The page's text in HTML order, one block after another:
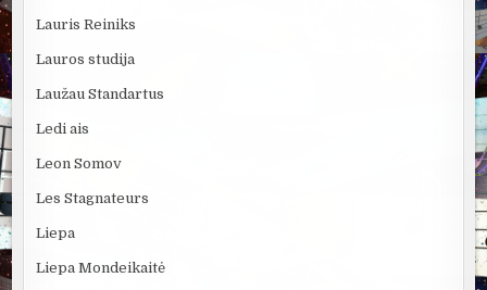
Lauris Reiniks
Lauros studija
Laužau Standartus
Ledi ais
Leon Somov
Les Stagnateurs
Liepa
Liepa Mondeikaitė